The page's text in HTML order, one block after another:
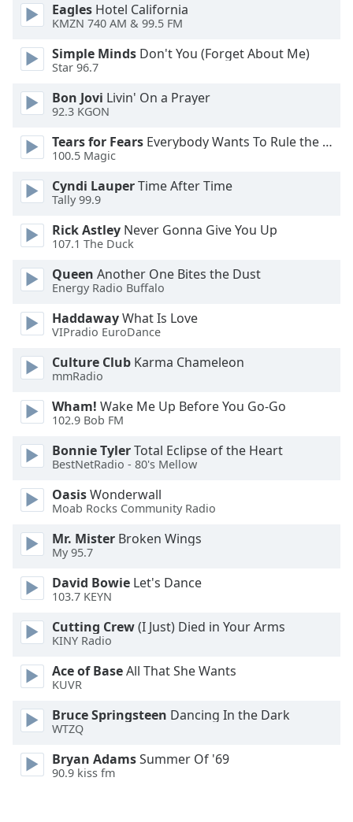
Beginning
dialog
Escape
cancel
window.
Background
Color
Area
Background
Opacity
Font
Style
Font
Family
Eagles Hotel California
KMZN 740 AM & 99.5 FM
Simple Minds Don't You (Forget About Me)
Star 96.7
Bon Jovi Livin' On a Prayer
92.3 KGON
Tears for Fears Everybody Wants To Rule the World
100.5 Magic
Cyndi LauperTime After Time
Tally 99.9
Rick Astley Never Gonna Give You Up
107.1 The Duck
Queen Another One Bites the Dust
Energy Radio Buffalo
HaddawayWhat Is Love
VIPradio EuroDance
Culture Club Karma Chameleon
mmRadio
Wham! Wake Me Up Before You Go-Go
102.9 Bob FM
Bonnie TylerTotal Eclipse of the Heart
BestNetRadio - 80's Mellow
OasisWonderwall
Moab Rocks Community Radio
Mr. Mister Broken Wings
My 95.7
David Bowie Let's Dance
103.7 KEYN
Cutting Crew(I Just) Died in Your Arms
KINY Radio
Ace of BaseAll That She Wants
KUVR
Bruce Springsteen Dancing In the Dark
WTZQ
Bryan AdamsSummer Of '69
90.9 kiss fm